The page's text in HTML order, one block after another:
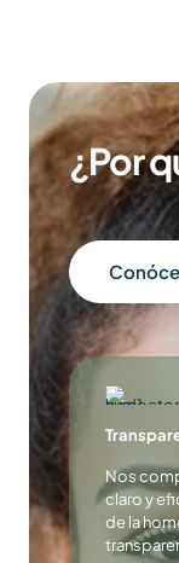
¿Por
Nos
claro y
de la